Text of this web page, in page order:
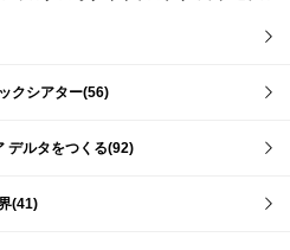
クシアター(56)
デルタをつくる(92)
(41)